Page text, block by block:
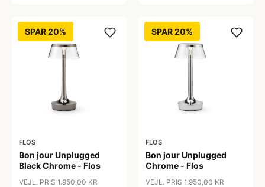
SPAR 20%
FLOS
Bon jour Unplugged
Black Chrome - Flos
VEJL. PRIS 1.950,00 KR
SPAR 20%
FLOS
Bon jour Unplugged
Chrome - Flos
VEJL. PRIS 1.950,00 KR